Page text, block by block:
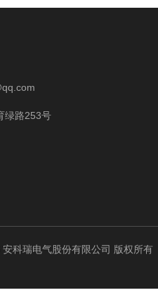
绿路253号
安科瑞电气股份有限公司 版权所